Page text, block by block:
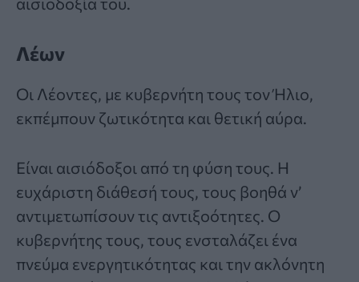
Λέων
Οι Λέοντες, με κυβερνήτη τους τον Ήλιο,
εκπέμπουν ζωτικότητα και θετική αύρα.
Είναι αισιόδοξοι από τη φύση τους. Η
ευχάριστη διάθεσή τους, τους βοηθά ν’
αντιμετωπίσουν τις αντιξοότητες. Ο
κυβερνήτης τους, τους ενσταλάζει ένα
πνεύμα ενεργητικότητας και την ακλόνητη